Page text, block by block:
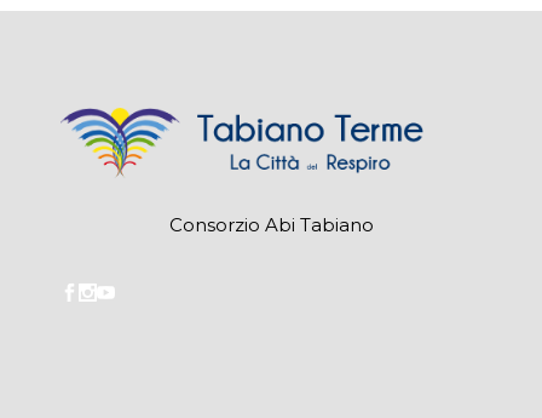
Consorzio Abi Tabiano